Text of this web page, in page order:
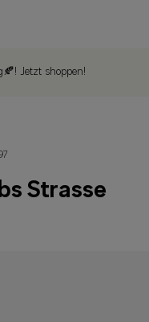
Jetzt shoppen!
Strasse